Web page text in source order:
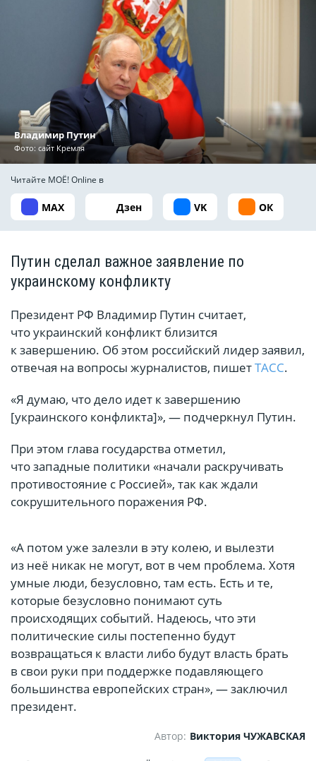
Владимир Путин
Фото: сайт Кремля
Читайте МОЁ! Online в
MAX Дзен VK ОК
Путин сделал важное заявление по
украинскому конфликту
Президент РФ Владимир Путин считает,
что украинский конфликт близится
к завершению. Об этом российский лидер заявил,
отвечая на вопросы журналистов, пишетТАСС.
«Я думаю, что дело идет к завершению
[украинского конфликта]», — подчеркнул Путин.
При этом глава государства отметил,
что западные политики «начали раскручивать
противостояние с Россией», так как ждали
сокрушительного поражения РФ.
«А потом уже залезли в эту колею, и вылезти
из неё никак не могут, вот в чем проблема. Хотя
умные люди, безусловно, там есть. Есть и те,
которые безусловно понимают суть
происходящих событий. Надеюсь, что эти
политические силы постепенно будут
возвращаться к власти либо будут власть брать
в свои руки при поддержке подавляющего
большинства европейских стран», — заключил
президент.
Автор: Виктория ЧУЖАВСКАЯ